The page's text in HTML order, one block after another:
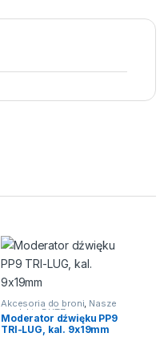
Akcesoria do broni, Nasze
produkty BLITZ,
Rusznikarnia.eu,Tłumiki
Moderator dźwięku PP9
TRI-LUG, kal. 9x19mm